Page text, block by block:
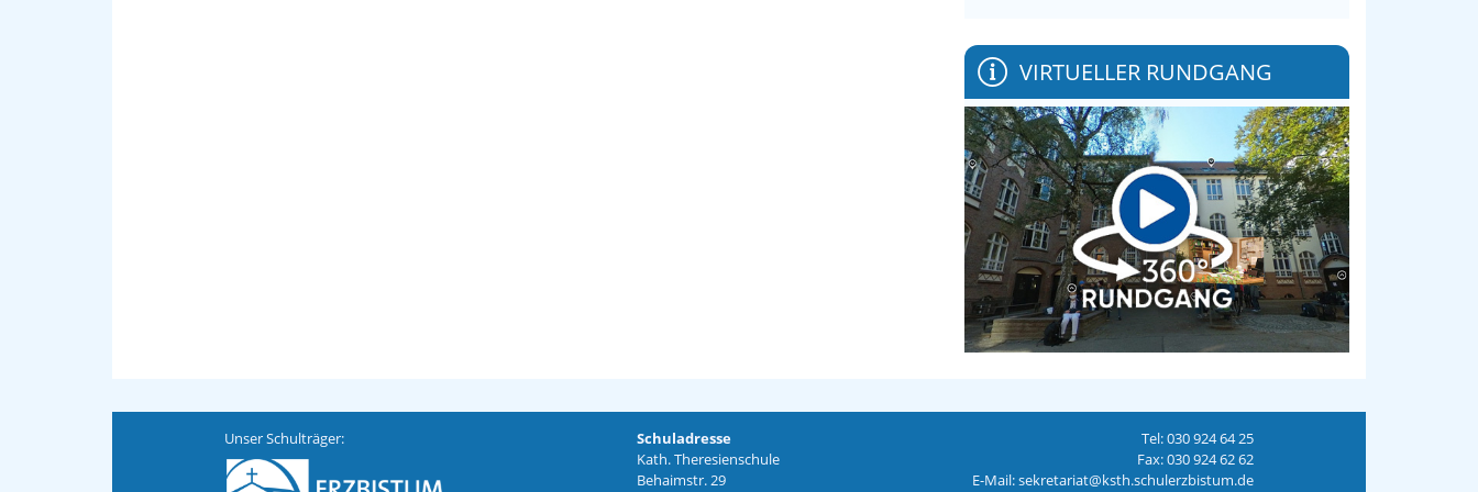
VIRTUELLER RUNDGANG
Unser Schulträger:
Schuladresse
Kath. Theresienschule
Behaimstr. 29
Tel: 030 924 64 25
Fax: 030 924 62 62
E-Mail: sekretariat@ksth.schulerzbistum.de